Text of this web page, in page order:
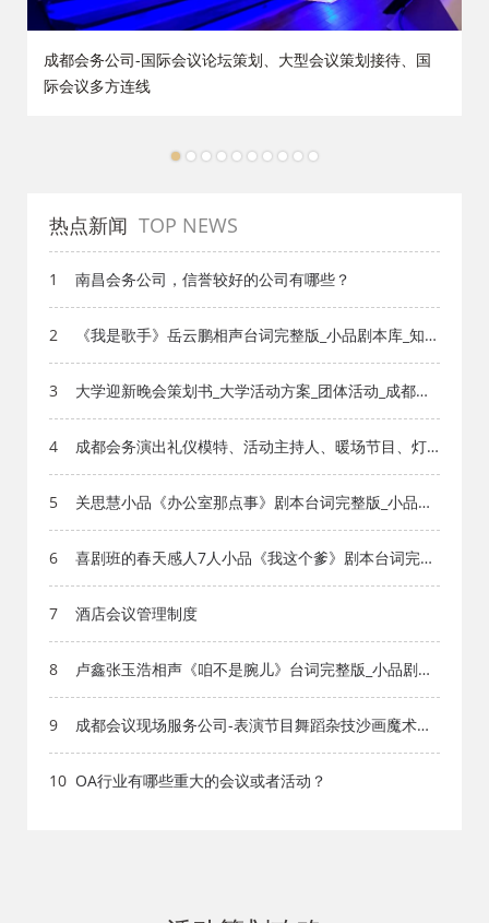
成都会务公司-国际会议论坛策划、大型会议策划接待、国
际会议多方连线
5 6 7 8 9 10
热点新闻 TOP NEWS
1 南昌会务公司，信誉较好的公司有哪些？
2
《我是歌手》岳云鹏相声台词完整版_小品剧本库_知识
3
大学迎新晚会策划书_大学活动方案_团体活动_成都活
4
成都会务演出礼仪模特、活动主持人、暖场节目、灯
5
关思慧小品《办公室那点事》剧本台词完整版_小品剧
6
喜剧班的春天感人7人小品《我这个爹》剧本台词完整
7 酒店会议管理制度
8
卢鑫张玉浩相声《咱不是腕儿》台词完整版_小品剧本
9
成都会议现场服务公司-表演节目舞蹈杂技沙画魔术、
10 OA行业有哪些重大的会议或者活动？